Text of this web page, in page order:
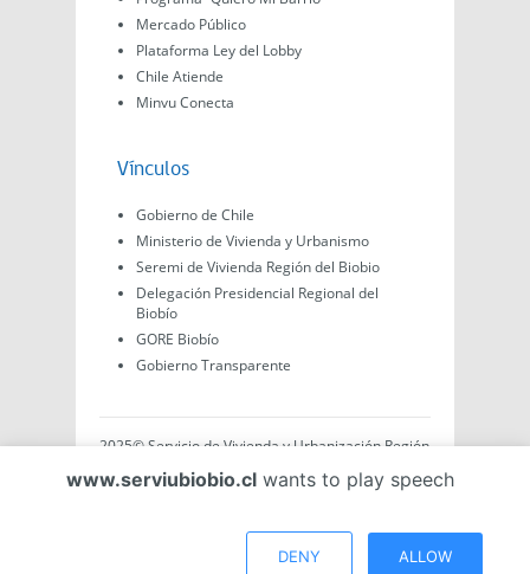
Mercado Público
Plataforma Ley del Lobby
Chile Atiende
Minvu Conecta
Vínculos
Gobierno de Chile
Ministerio de Vivienda y Urbanismo
Seremi de Vivienda Región del Biobio
Delegación Presidencial Regional del
Biobío
GORE Biobío
Gobierno Transparente
2025© Servicio de Vivienda y Urbanización Región
Región del Biobío, Chile. Todo el contenido de este
www.serviubiobio.cl wants to play speech
DENY ALLOW